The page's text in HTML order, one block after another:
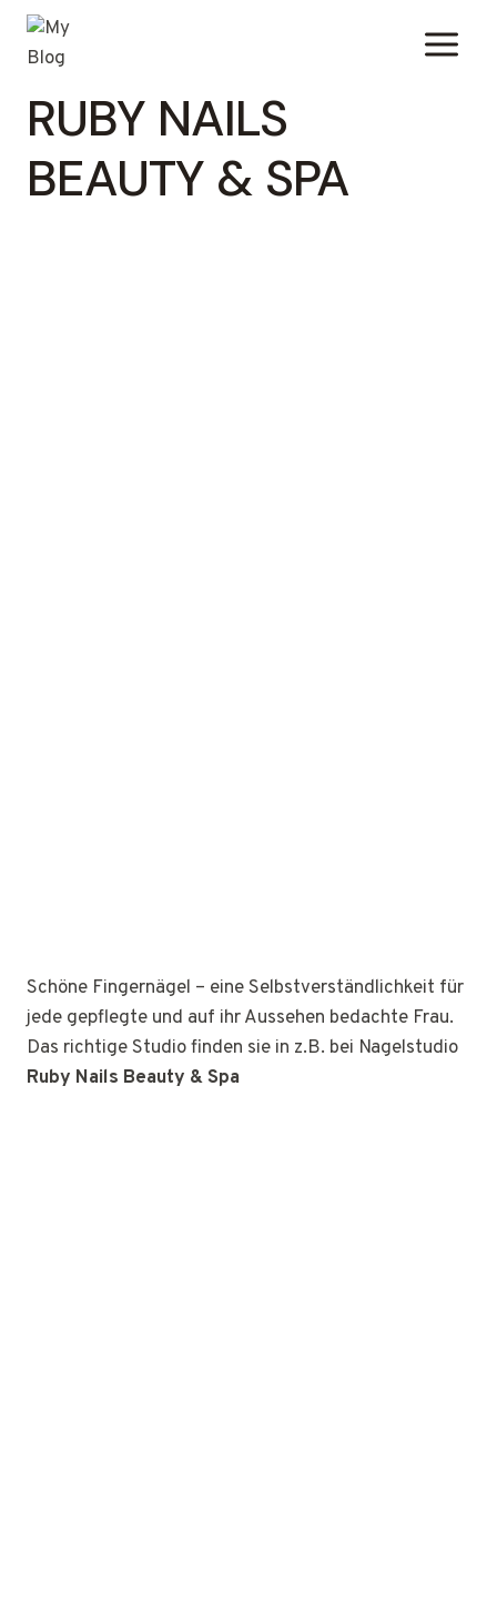
Zum
Inhalt
springen
RUBY NAILS
BEAUTY & SPA
Schöne Fingernägel – eine Selbstverständlichkeit für
jede gepflegte und auf ihr Aussehen bedachte Frau.
Das richtige Studio finden sie in z.B. bei Nagelstudio
Ruby Nails Beauty & Spa